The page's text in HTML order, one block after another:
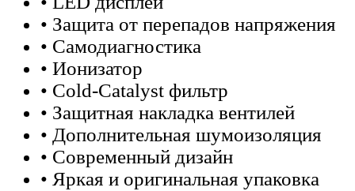
• Защита от перепадов напряжения
• Самодиагностика
• Ионизатор
• Cold-Catalyst фильтр
• Защитная накладка вентилей
• Дополнительная шумоизоляция
• Современный дизайн
• Яркая и оригинальная упаковка